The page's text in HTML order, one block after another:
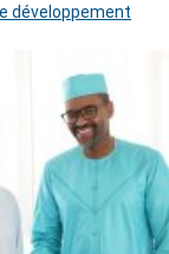
développement